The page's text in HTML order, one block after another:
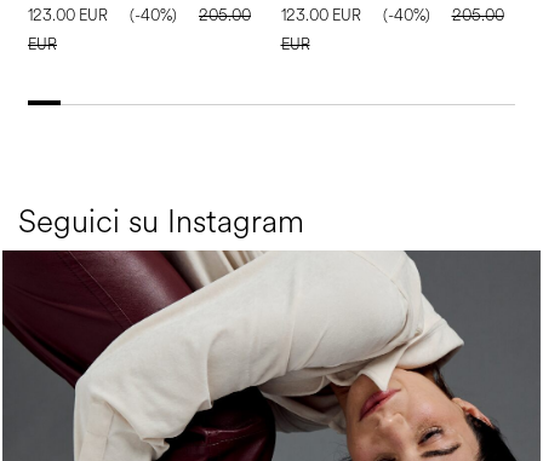
123.00 EUR (-40%)
205.00
EUR
123.00 EUR (-40%)
205.00
EUR
Seguici su Instagram